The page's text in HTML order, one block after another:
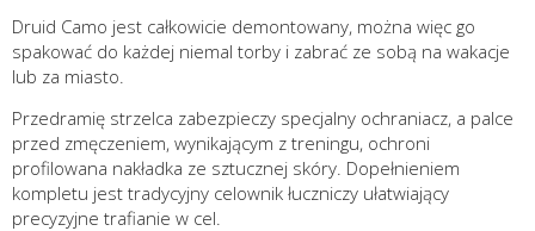
Druid Camo jest całkowicie demontowany, można więc go
spakować do każdej niemal torby i zabrać ze sobą na wakacje
lub za miasto.
Przedramię strzelca zabezpieczy specjalny ochraniacz, a palce
przed zmęczeniem, wynikającym z treningu, ochroni
profilowana nakładka ze sztucznej skóry. Dopełnieniem
kompletu jest tradycyjny celownik łuczniczy ułatwiający
precyzyjne trafianie w cel.